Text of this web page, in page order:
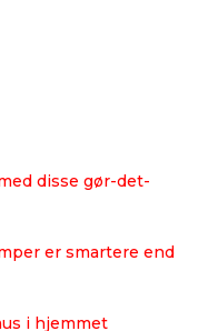
disse gør-det-
er smartere end
i hjemmet